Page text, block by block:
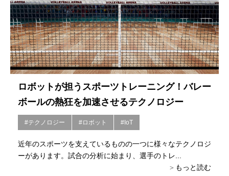
ロボットが担うスポーツトレーニング！バレー
ボールの熱狂を加速させるテクノロジー
#テクノロジー #ロボット #IoT
近年のスポーツを支えているものの一つに様々なテクノロジ
ーがあります。試合の分析に始まり、選手のトレ...
もっと読む